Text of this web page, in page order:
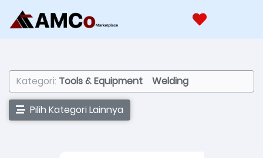
Kategori: Tools & Equipment Welding
Pilih Kategori Lainnya